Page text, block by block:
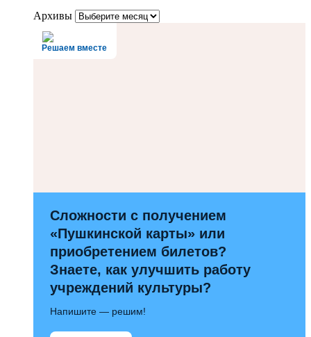
Архивы
Решаем вместе
Сложности с получением
«Пушкинской карты» или
приобретением билетов?
Знаете, как улучшить работу
учреждений культуры?
Напишите — решим!